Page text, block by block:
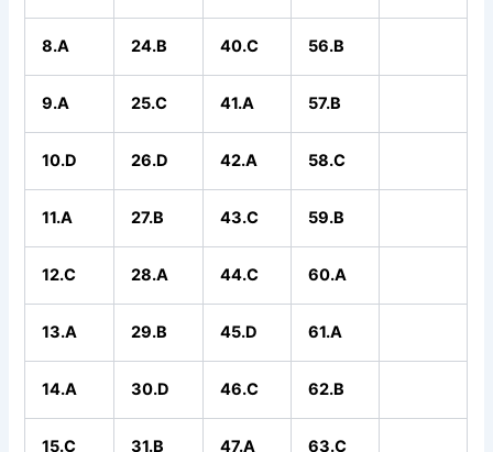
8.A 24.B 40.C 56.B
9.A 25.C 41.A 57.B
10.D 26.D 42.A 58.C
11.A 27.B 43.C 59.B
12.C 28.A 44.C 60.A
13.A 29.B 45.D 61.A
14.A 30.D 46.C 62.B
15.C 31.B 47.A 63.C